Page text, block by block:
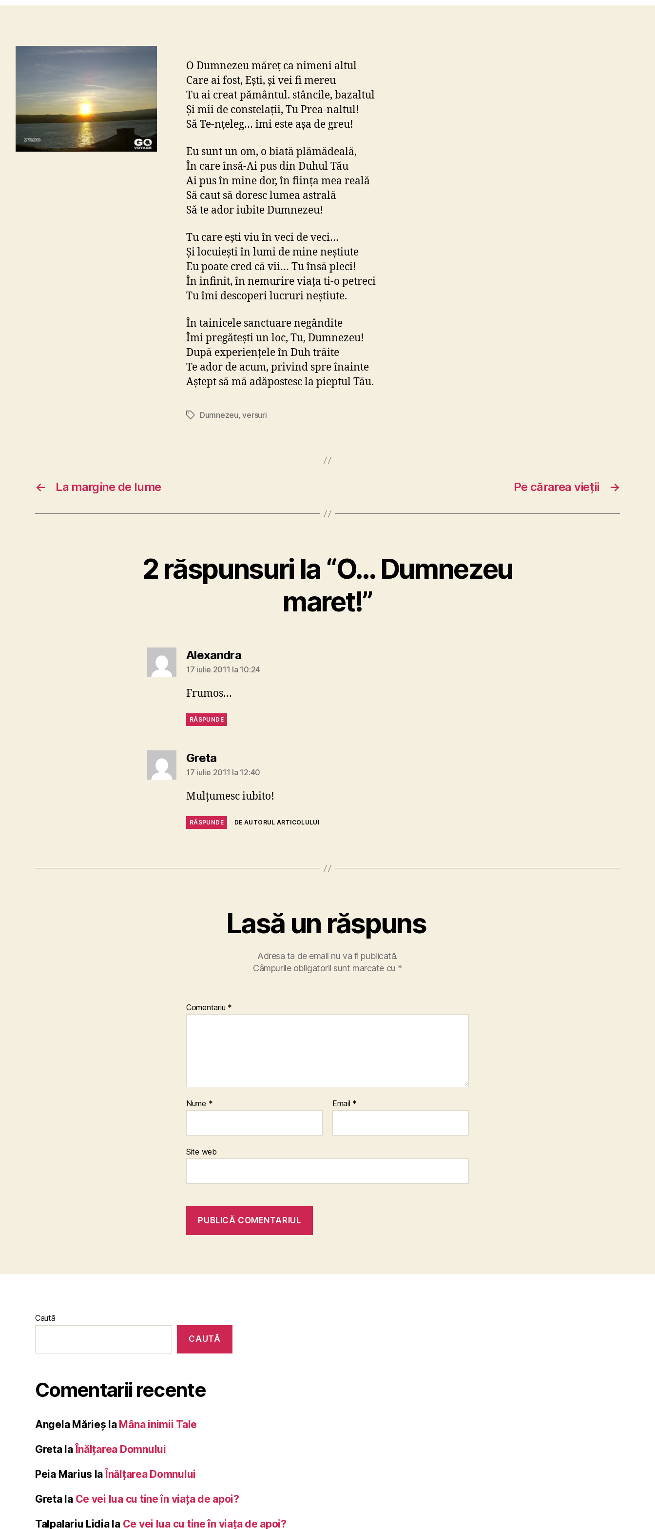
O Dumnezeu măreţ ca nimeni altul
Care ai fost, Eşti, şi vei fi mereu
Tu ai creat pământul. stâncile, bazaltul
Şi mii de constelaţii, Tu Prea-naltul!
Să Te-nţeleg… îmi este aşa de greu!
Eu sunt un om, o biată plămădeală,
În care însă-Ai pus din Duhul Tău
Ai pus în mine dor, în fiinţa mea reală
Să caut să doresc lumea astrală
Să te ador iubite Dumnezeu!
Tu care eşti viu în veci de veci…
Şi locuieşti în lumi de mine neştiute
Eu poate cred că vii… Tu însă pleci!
În infinit, în nemurire viaţa ti-o petreci
Tu îmi descoperi lucruri neştiute.
În tainicele sanctuare negândite
Îmi pregăteşti un loc, Tu, Dumnezeu!
După experienţele în Duh trăite
Te ador de acum, privind spre înainte
Aştept să mă adăpostesc la pieptul Tău.
EticheteDumnezeu,versuri
← La margine de lume →
Pe cărarea vieţii
2 răspunsuri la “O… Dumnezeu
maret!”
Alexandraspune:
17 iulie 2011 la 10:24
Frumos…
RĂSPUNDE
Gretaspune:
17 iulie 2011 la 12:40
Mulţumesc iubito!
RĂSPUNDE DE AUTORUL ARTICOLULUI
Lasă un răspuns
Adresa ta de email nu va fi publicată.
Câmpurile obligatorii sunt marcate cu *
Comentariu *
Nume * Email *
Site web
Caută
CAUTĂ
Comentarii recente
Angela Mărieș la Mâna inimii Tale
Gretala Înălţarea Domnului
Peia Marius la Înălţarea Domnului
Gretala Ce vei lua cu tine în viața de apoi?
Talpalariu Lidiala Ce vei lua cu tine în viața de apoi?